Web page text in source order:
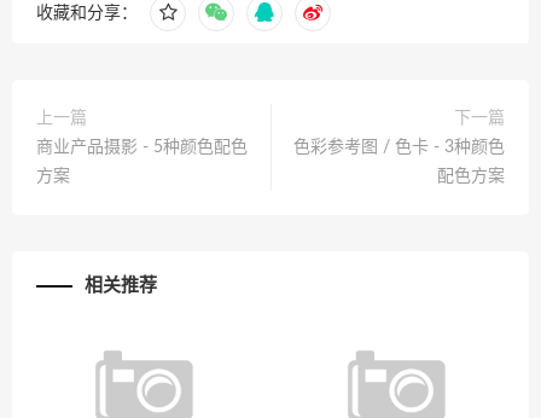
收藏和分享：
上一篇
商业产品摄影 - 5种颜色配色
方案
下一篇
色彩参考图 / 色卡 - 3种颜色
配色方案
相关推荐